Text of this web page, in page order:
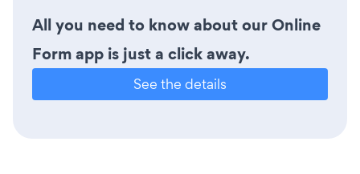
All you need to know about our Online
Form app is just a click away.
See the details